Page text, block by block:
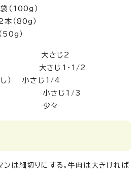
）
）
）
大さじ2
じ1・1/2
） 小さじ1/4
じ1/3
少々
は細切りにする。牛肉は大きければ